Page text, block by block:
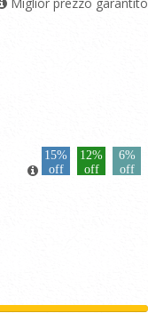
15%
off
12%
off
6%
off